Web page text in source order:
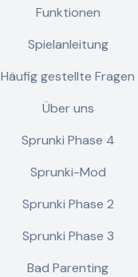
Funktionen
Spielanleitung
Häufig gestellte Fragen
Über uns
Sprunki Phase 4
Sprunki-Mod
Sprunki Phase 2
Sprunki Phase 3
Bad Parenting